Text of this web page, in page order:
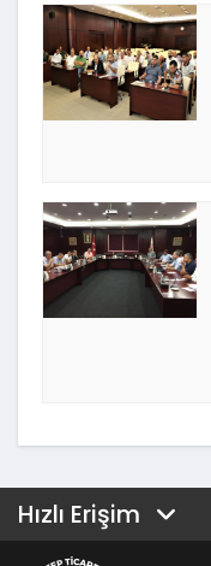
Hızlı Erişim